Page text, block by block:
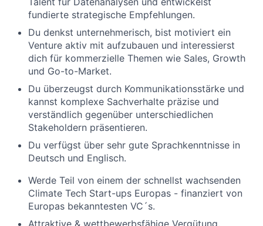
fundierte strategische Empfehlungen.
Du denkst unternehmerisch, bist motiviert ein
Venture aktiv mit aufzubauen und interessierst
dich für kommerzielle Themen wie Sales, Growth
und Go-to-Market.
Du überzeugst durch Kommunikationsstärke und
kannst komplexe Sachverhalte präzise und
verständlich gegenüber unterschiedlichen
Stakeholdern präsentieren.
Du verfügst über sehr gute Sprachkenntnisse in
Deutsch und Englisch.
Werde Teil von einem der schnellst wachsenden
Climate Tech Start-ups Europas - finanziert von
Europas bekanntesten VC´s.
Attraktive & wettbewerbsfähige Vergütung.